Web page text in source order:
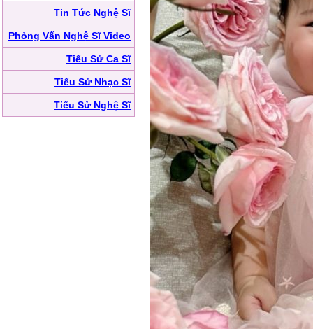
Tin Tức Nghệ Sĩ
Phỏng Vấn Nghệ Sĩ Video
Tiểu Sử Ca Sĩ
Tiểu Sử Nhạc Sĩ
Tiểu Sử Nghệ Sĩ